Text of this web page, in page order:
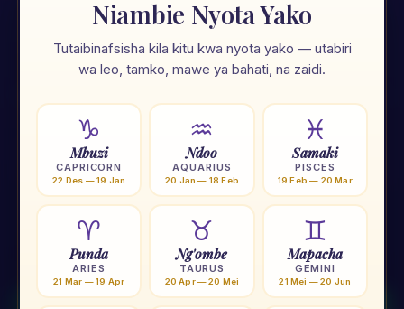
Pata utabiri kila siku
Niambie Nyota Yako
Tutaibinafsisha kila kitu kwa nyota yako — utabiri
wa leo, tamko, mawe ya bahati, na zaidi.
♑
Mbuzi
CAPRICORN
22 Des — 19 Jan
♒
Ndoo
AQUARIUS
20 Jan — 18 Feb
♓
Samaki
PISCES
19 Feb — 20 Mar
♈
Punda
ARIES
21 Mar — 19 Apr
♉
Ng'ombe
TAURUS
20 Apr — 20 Mei
♊
Mapacha
GEMINI
21 Mei — 20 Jun
Unajimu App
107 za kiroho. Zote kwa Kiswahili, zote mkononi mwako.
Nyota 12 🔢 Numerolojia 🌙 Mwezi
🟠 Chakra 🧗 Yoga 🕐 Tafakari 💎 Crystal
★ Pakua Unajimu App — BURE